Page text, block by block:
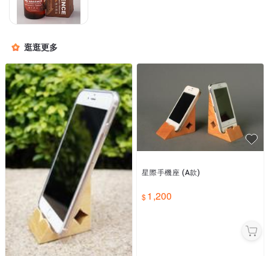
逛逛更多
星際手機座 (A款)
1,200